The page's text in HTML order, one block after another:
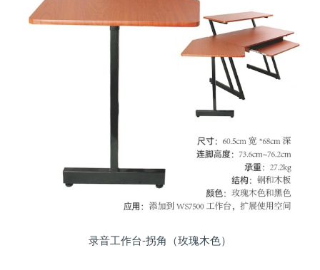
录音工作台-拐角（玫瑰木色）